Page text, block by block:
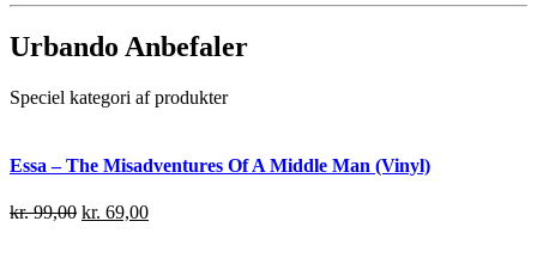
Urbando Anbefaler
Speciel kategori af produkter
Essa – The Misadventures Of A Middle Man (Vinyl)
kr.99,00 kr. 69,00